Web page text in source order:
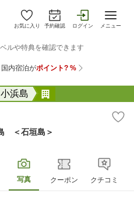
お気に入り 予約確認 ログイン メニュー
浜島
＜石垣島＞
写真 クーポン クチコミ